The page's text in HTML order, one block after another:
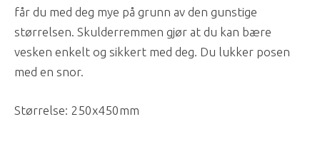
får du med deg mye på grunn av den gunstige
størrelsen. Skulderremmen gjør at du kan bære
vesken enkelt og sikkert med deg. Du lukker posen
med en snor.
Størrelse: 250x450mm